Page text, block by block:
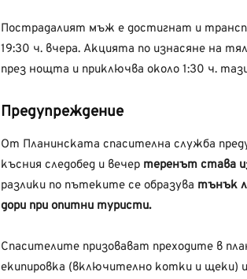
Пострадалият мъж е достигнат и
19:30 ч. вчера. Акцията по изнасяне на
през нощта и приключва около 1:30 ч.
Предупреждение
От Планинската спасителна служба
късния следобед и вечер теренът става
разлики по пътеките се образува тънък
дори при опитни туристи.
Спасителите призовават преходите в
екипировка (включително котки и щеки) и